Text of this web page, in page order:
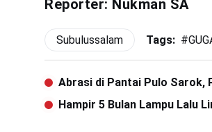
Reporter: Nukman SA
Subulussalam Tags: #
Abrasi di Pantai Pulo Sarok,
Hampir 5 Bulan Lampu Lalu